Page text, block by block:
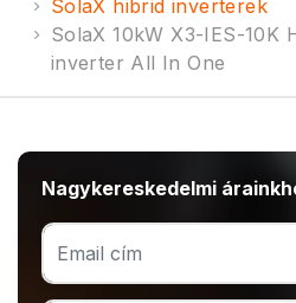
SolaX hibrid inverterek
SolaX 10kW X3-IES-10K
inverter All In One
Nagykereskedelmi